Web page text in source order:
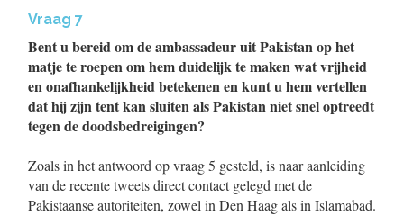
Vraag 7
Bent u bereid om de ambassadeur uit Pakistan op het
matje te roepen om hem duidelijk te maken wat vrijheid
en onafhankelijkheid betekenen en kunt u hem vertellen
dat hij zijn tent kan sluiten als Pakistan niet snel optreedt
tegen de doodsbedreigingen?
Zoals in het antwoord op vraag 5 gesteld, is naar aanleiding
van de recente tweets direct contact gelegd met de
Pakistaanse autoriteiten, zowel in Den Haag als in Islamabad.